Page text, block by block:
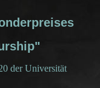
der Universität